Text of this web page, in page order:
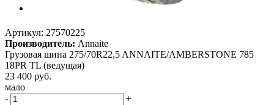
Артикул: 27570225
Производитель: Annaite
Грузовая шина 275/70R22,5 ANNAITE/AMBERSTONE 785
18PR TL (ведущая)
23 400 руб.
мало
-
+